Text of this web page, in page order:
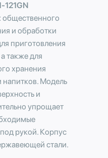
121GN
общественного
и обработки
приготовления
также для
хранения
Модель
и
упрощает
рукой. Корпус
стали.